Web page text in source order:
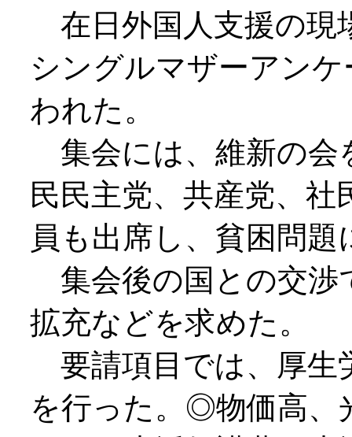
在日外国人支援の現
シングルマザーアン
われた。
集会には、維新の会
民民主党、共産党、
員も出席し、貧困問
集会後の国との交渉
拡充などを求めた。
要請項目では、厚生
を行った。◎物価高、